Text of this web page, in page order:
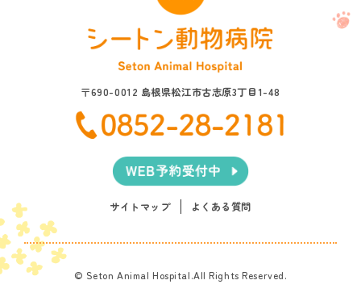
〒690-0012 島根県松江市古志原3丁目1-48
サイトマップ よくある質問
© Seton Animal Hospital.All Rights Reserved.